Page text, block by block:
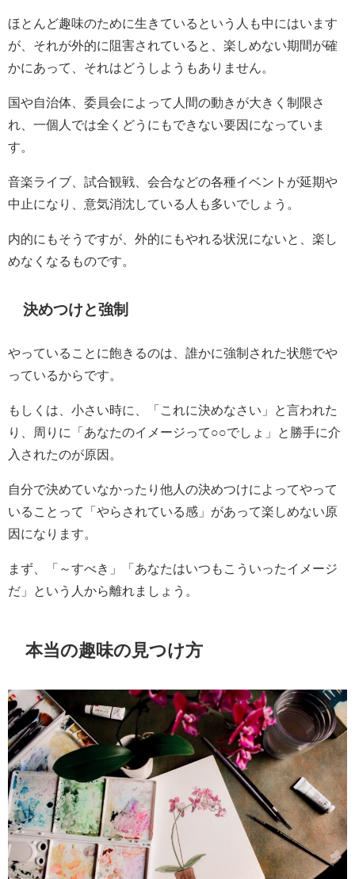
ほとんど趣味のために生きているという人も中にはいます
が、それが外的に阻害されていると、楽しめない期間が確
かにあって、それはどうしようもありません。
国や自治体、委員会によって人間の動きが大きく制限さ
れ、一個人では全くどうにもできない要因になっていま
す。
音楽ライブ、試合観戦、会合などの各種イベントが延期や
中止になり、意気消沈している人も多いでしょう。
内的にもそうですが、外的にもやれる状況にないと、楽し
めなくなるものです。
決めつけと強制
やっていることに飽きるのは、誰かに強制された状態でや
っているからです。
もしくは、小さい時に、「これに決めなさい」と言われた
り、周りに「あなたのイメージって○○でしょ」と勝手に介
入されたのが原因。
自分で決めていなかったり他人の決めつけによってやって
いることって「やらされている感」があって楽しめない原
因になります。
まず、「～すべき」「あなたはいつもこういったイメージ
だ」という人から離れましょう。
本当の趣味の見つけ方